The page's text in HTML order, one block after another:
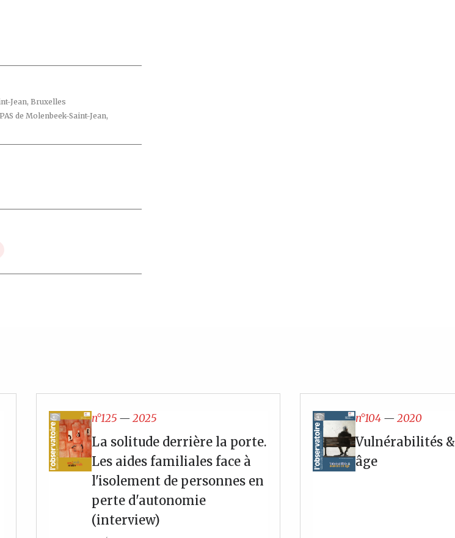
Jean, Bruxelles
de Molenbeek-Saint-Jean,
n°125 —2025
La solitude derrière la porte.
Les aides familiales face à
l'isolement de personnes en
perte d'autonomie
(interview)
n°104 —2020
Vulnérabilités
âge